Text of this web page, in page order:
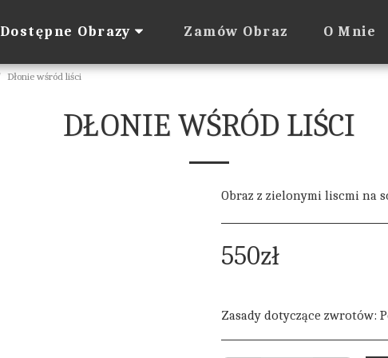
Dostępne Obrazy Zamów Obraz O Mnie
Dłonie wśród liści
DŁONIE WŚRÓD LIŚCI
Obraz z zielonymi liscmi na
550zł
Zasady dotyczące zwrotów: Polityka zwrotów 1. Prawo odstąpienia od umowy przysługuje: Kupującemu będącemu konsumentem Kupującemu będącemu osobą fizyczną, zawierającemu umowę bezpośrednio związaną z jego